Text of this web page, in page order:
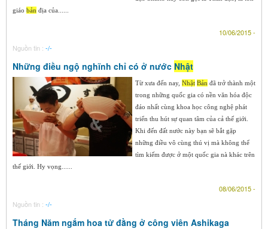
giáo bản địa của......
10/06/2015 -
Nguồn tin : -/-
Những điều ngộ nghĩnh chỉ có ở nước Nhật
​Từ xưa đến nay, Nhật Bản đã trở thành một
trong những quốc gia có nền văn hóa độc
đáo nhất cùng khoa học công nghệ phát
triển thu hút sự quan tâm của cả thế giới.
Khi đến đất nước này bạn sẽ bắt gặp
những điều vô cùng thú vị mà không thể
tìm kiếm được ở một quốc gia nà khác trên
thế giới. Hy vọng......
08/06/2015 -
Nguồn tin : -/-
Tháng Năm ngắm hoa tử đằng ở công viên Ashikaga